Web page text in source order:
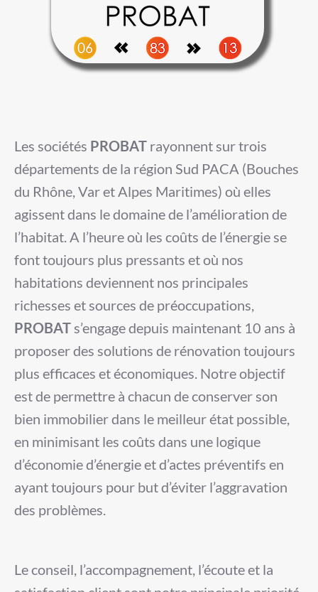
Les sociétés PROBAT rayonnent sur trois
départements de la région Sud PACA (Bouches
du Rhône, Var et Alpes Maritimes) où elles
agissent dans le domaine de l’amélioration de
l’habitat. A l’heure où les coûts de l’énergie se
font toujours plus pressants et où nos
habitations deviennent nos principales
richesses et sources de préoccupations,
PROBAT s’engage depuis maintenant 10 ans à
proposer des solutions de rénovation toujours
plus efficaces et économiques. Notre objectif
est de permettre à chacun de conserver son
bien immobilierdans le meilleur état possible,
en minimisant les coûts dans une logique
d’économie d’énergie et d’actes préventifs en
ayant toujours pour but d’éviter l’aggravation
des problèmes.
Le conseil, l’accompagnement, l’écoute et la